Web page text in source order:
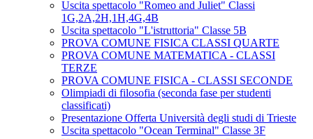
Uscita spettacolo "Romeo and Juliet" Classi
1G,2A,2H,1H,4G,4B
Uscita spettacolo "L'istruttoria" Classe 5B
PROVA COMUNE FISICA CLASSI QUARTE
PROVA COMUNE MATEMATICA - CLASSI
TERZE
PROVA COMUNE FISICA - CLASSI SECONDE
Olimpiadi di filosofia (seconda fase per studenti
classificati)
Presentazione Offerta Università degli studi di Trieste
Uscita spettacolo "Ocean Terminal" Classe 3F